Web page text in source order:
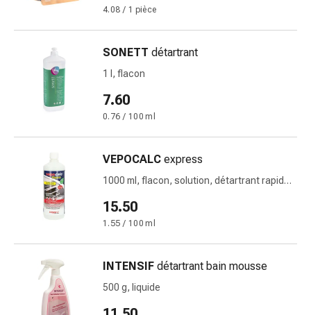
Pommade
à
Tampons
Oreilles
yeux
l'oreille
Soins
pour
4.08 / 1 pièce
SONETT détartrant
1 l, flacon
7.60
0.76 / 100 ml
VEPOCALC express
1000 ml, flacon, solution, détartrant rapide
15.50
1.55 / 100 ml
INTENSIF détartrant bain mousse
500 g, liquide